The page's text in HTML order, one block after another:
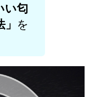
い匂
を